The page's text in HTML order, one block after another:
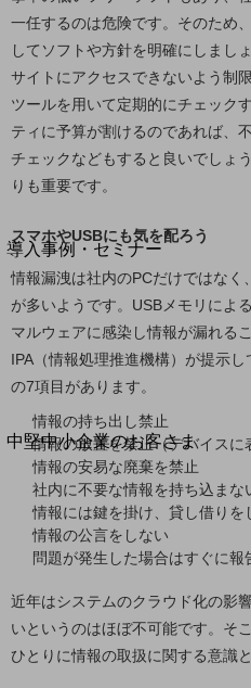
運用保守・故障紛失サポート
回線・ネットワーク
お手続き
サービスをご利用中のお客さま
導入事例・セミナー
導入事例TOP
最新の導入事例や注目の導入事例をご紹介
セミナー
開催・出展する各種セミナー、イベント情
中堅中小企業のお客さま
NTTドコモビジネスウォッチ
ビジネスお役立ち情報
旬な話題やお役立ち資料などDXの課題を
解決するヒントをお届けする記事サイト
お役立ち資料ダウンロード
トレンド記事特集
IT用語集
中堅中小企業向け
一任するのは危険です。そのため
してソフトや方針を明確にしまし
サイトにアクセスできないよう制
ツールを用いて定期的にチェック
ティに予算が割けるのであれば、
チェックなどもすると良いでしょ
りも重要です。
スマホやUSBにも気を配ろう
情報漏洩は社内のPCだけではなく
が多いようです。USBメモリによ
マルウェアに感染し情報が漏れる
IPA（情報処理推進機構）が提示
の7項目があります。
情報の持ち出し禁止
情報の放置を禁止（デバイスに
情報の安易な廃棄を禁止
社内に不要な情報を持ち込まな
情報には鍵を掛け、貸し借りを
情報の公言をしない
問題が発生した場合はすぐに報
近年はシステムのクラウド化の影
いというのはほぼ不可能です。そ
ひとりに情報の取扱に関する意識